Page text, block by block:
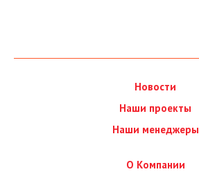
Новости
Наши проекты
Наши менеджеры
О Компании